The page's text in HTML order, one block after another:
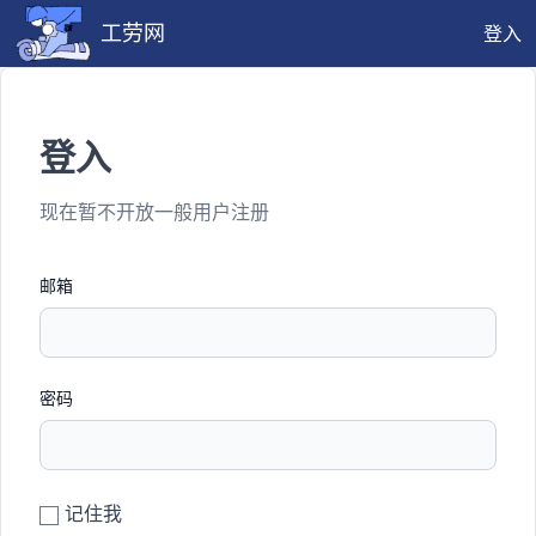
工劳网 登入
登入
现在暂不开放一般用户注册
邮箱
密码
记住我